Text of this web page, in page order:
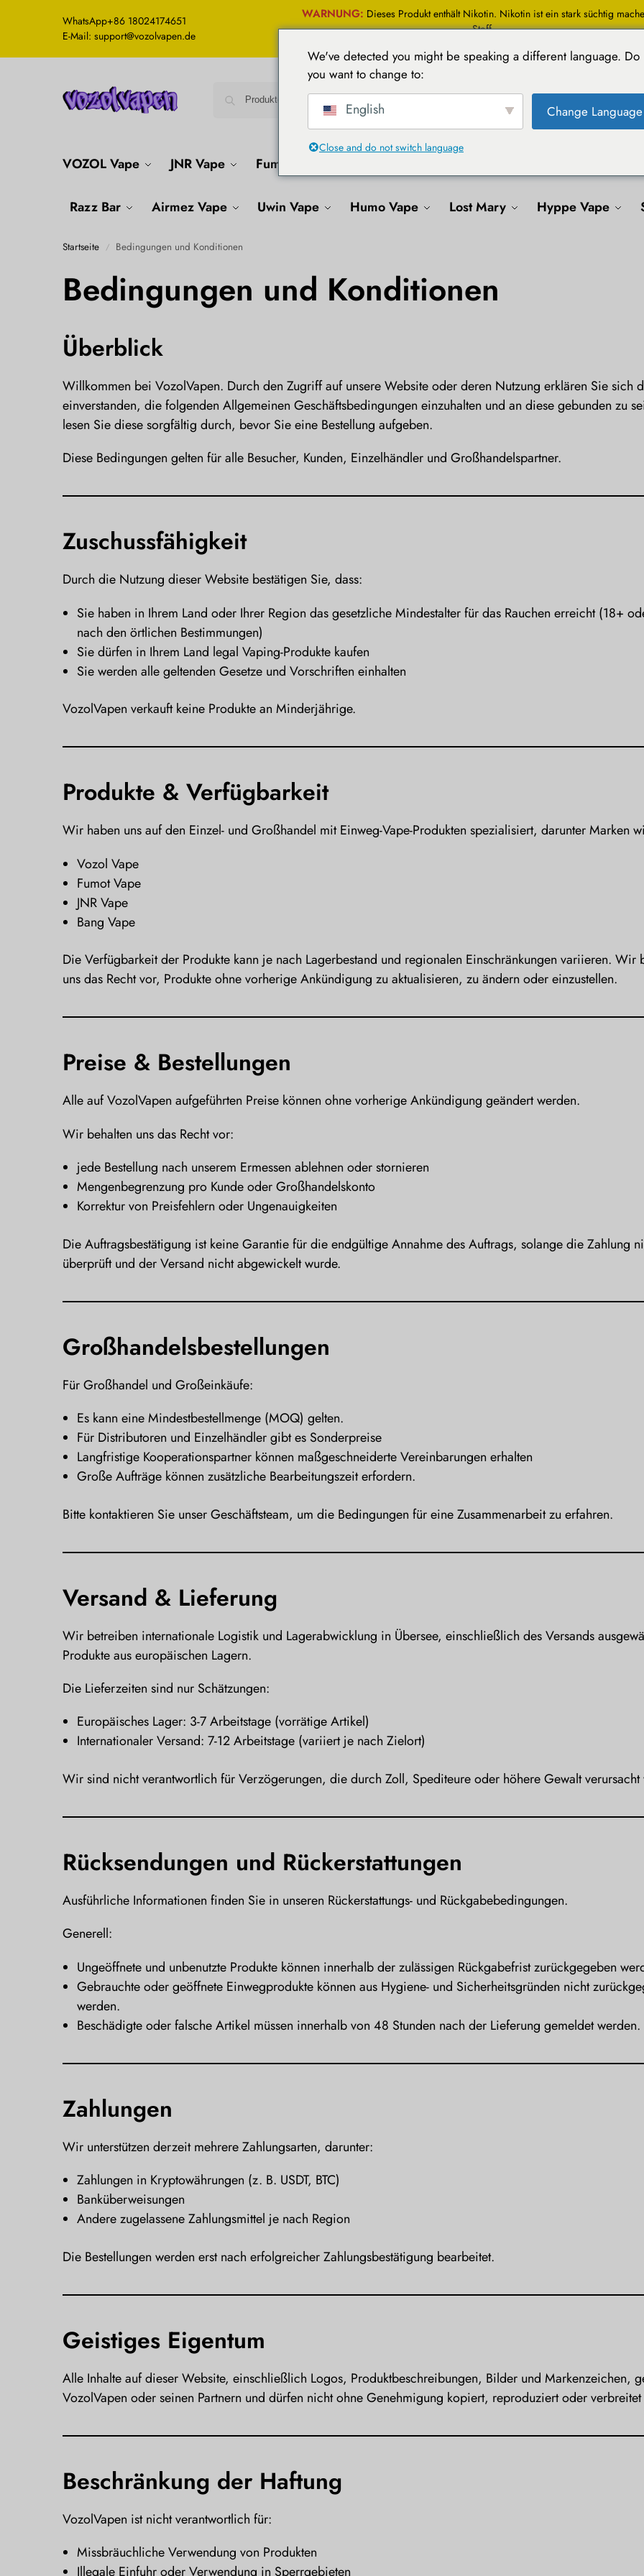
WhatsApp+86 18024174651
E-Mail: support@vozolvapen.de
WARNUNG: Dieses Produkt enthält Nikotin. Nikotin ist ein stark süchtig
Stoff.
VOZOL Vape JNR Vape Fumot Vape
Razz Bar Airmez Vape Uwin Vape Humo Vape Lost Mary Hyppe Vape
Startseite / Bedingungen und Konditionen
Bedingungen und Konditionen
Überblick
Willkommen bei VozolVapen. Durch den Zugriff auf unsere Website oder deren Nutzung erklären Sie sich
einverstanden, die folgenden Allgemeinen Geschäftsbedingungen einzuhalten und an diese gebunden zu
lesen Sie diese sorgfältig durch, bevor Sie eine Bestellung aufgeben.
Diese Bedingungen gelten für alle Besucher, Kunden, Einzelhändler und Großhandelspartner.
Zuschussfähigkeit
Durch die Nutzung dieser Website bestätigen Sie, dass:
Sie haben in Ihrem Land oder Ihrer Region das gesetzliche Mindestalter für das Rauchen erreicht (18+
nach den örtlichen Bestimmungen)
Sie dürfen in Ihrem Land legal Vaping-Produkte kaufen
Sie werden alle geltenden Gesetze und Vorschriften einhalten
VozolVapen verkauft keine Produkte an Minderjährige.
Produkte & Verfügbarkeit
Wir haben uns auf den Einzel- und Großhandel mit Einweg-Vape-Produkten spezialisiert, darunter Marken
Vozol Vape
Fumot Vape
JNR Vape
Bang Vape
Die Verfügbarkeit der Produkte kann je nach Lagerbestand und regionalen Einschränkungen variieren. Wir
uns das Recht vor, Produkte ohne vorherige Ankündigung zu aktualisieren, zu ändern oder einzustellen.
Preise & Bestellungen
Alle auf VozolVapen aufgeführten Preise können ohne vorherige Ankündigung geändert werden.
Wir behalten uns das Recht vor:
jede Bestellung nach unserem Ermessen ablehnen oder stornieren
Mengenbegrenzung pro Kunde oder Großhandelskonto
Korrektur von Preisfehlern oder Ungenauigkeiten
Die Auftragsbestätigung ist keine Garantie für die endgültige Annahme des Auftrags, solange die Zahlung
überprüft und der Versand nicht abgewickelt wurde.
Großhandelsbestellungen
Für Großhandel und Großeinkäufe:
Es kann eine Mindestbestellmenge (MOQ) gelten.
Für Distributoren und Einzelhändler gibt es Sonderpreise
Langfristige Kooperationspartner können maßgeschneiderte Vereinbarungen erhalten
Große Aufträge können zusätzliche Bearbeitungszeit erfordern.
Bitte kontaktieren Sie unser Geschäftsteam, um die Bedingungen für eine Zusammenarbeit zu erfahren.
Versand & Lieferung
Wir betreiben internationale Logistik und Lagerabwicklung in Übersee, einschließlich des Versands
Produkte aus europäischen Lagern.
Die Lieferzeiten sind nur Schätzungen:
Europäisches Lager: 3-7 Arbeitstage (vorrätige Artikel)
Internationaler Versand: 7-12 Arbeitstage (variiert je nach Zielort)
Wir sind nicht verantwortlich für Verzögerungen, die durch Zoll, Spediteure oder höhere Gewalt verursacht
Rücksendungen und Rückerstattungen
Ausführliche Informationen finden Sie in unseren Rückerstattungs- und Rückgabebedingungen.
Generell:
Ungeöffnete und unbenutzte Produkte können innerhalb der zulässigen Rückgabefrist zurückgegeben
Gebrauchte oder geöffnete Einwegprodukte können aus Hygiene- und Sicherheitsgründen nicht
werden.
Beschädigte oder falsche Artikel müssen innerhalb von 48 Stunden nach der Lieferung gemeldet werden.
Zahlungen
Wir unterstützen derzeit mehrere Zahlungsarten, darunter:
Zahlungen in Kryptowährungen (z. B. USDT, BTC)
Banküberweisungen
Andere zugelassene Zahlungsmittel je nach Region
Die Bestellungen werden erst nach erfolgreicher Zahlungsbestätigung bearbeitet.
Geistiges Eigentum
Alle Inhalte auf dieser Website, einschließlich Logos, Produktbeschreibungen, Bilder und Markenzeichen,
VozolVapen oder seinen Partnern und dürfen nicht ohne Genehmigung kopiert, reproduziert oder
Beschränkung der Haftung
VozolVapen ist nicht verantwortlich für:
Missbräuchliche Verwendung von Produkten
Illegale Einfuhr oder Verwendung in Sperrgebieten
We've detected you might be speaking a different language. Do
you want to change to:
English Change Language
Close and do not switch language